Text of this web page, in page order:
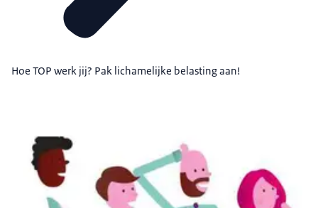
Hoe TOP werk jij? Pak lichamelijke belasting aan!